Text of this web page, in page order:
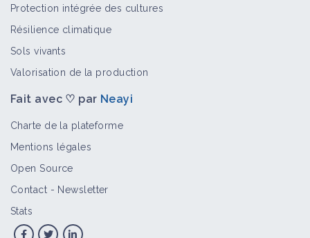
Protection intégrée des cultures
Résilience climatique
Sols vivants
Valorisation de la production
Fait avec ♡ par Neayi
Charte de la plateforme
Mentions légales
Open Source
Contact - Newsletter
Stats